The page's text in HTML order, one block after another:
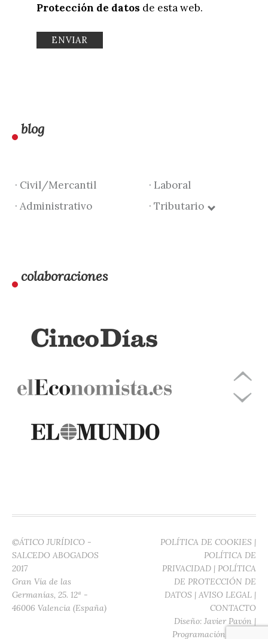
Protección de datos de esta web.
blog
· Civil/Mercantil
· Laboral
· Administrativo
· Tributario
colaboraciones
©ÁTICO JURÍDICO -
SALCEDO ABOGADOS
2017
Gran Vía de las
Germanías, 25. 12ª -
46006 Valencia (España)
POLÍTICA DE COOKIES |
POLÍTICA DE
PRIVACIDAD | POLÍTICA
DE PROTECCIÓN DE
DATOS | AVISO LEGAL |
CONTACTO
Diseño: Javier Pavón |
Programación: